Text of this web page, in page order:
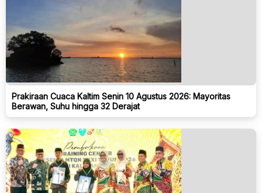
Prakiraan Cuaca Kaltim Senin 10 Agustus 2026: Mayoritas
Berawan, Suhu hingga 32 Derajat